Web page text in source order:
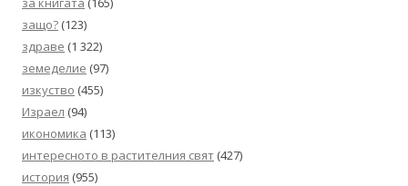
защо? (123)
здраве (1 322)
земеделие (97)
изкуство (455)
Израел (94)
икономика (113)
интересното в растителния свят (427)
история (955)